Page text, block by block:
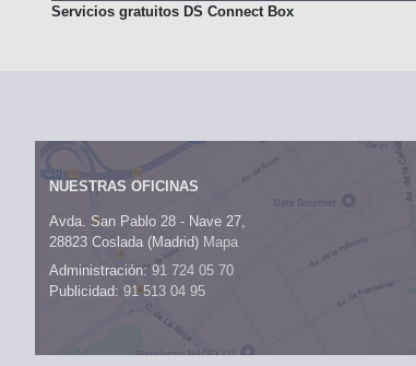
Servicios gratuitos DS Connect Box
NUESTRAS OFICINAS
Avda. San Pablo 28 - Nave 27,
28823 Coslada (Madrid) Mapa
Administración:91 724 05 70
Publicidad: 91 513 04 95